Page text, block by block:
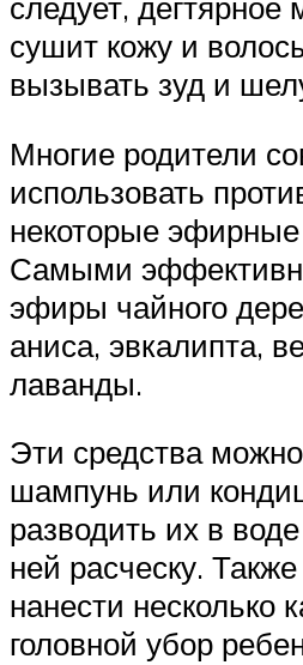
сушит кожу и
вызывать зуд и
Многие родители
использовать
некоторые
Самыми
эфиры чайного
аниса, эвкалипта,
лаванды.
Эти средства
шампунь или
разводить их в
ней расческу.
нанести несколько
головной убор